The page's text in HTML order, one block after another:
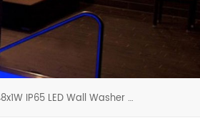
48x1W IP65 LED Wall Washer mit DMX-Controller